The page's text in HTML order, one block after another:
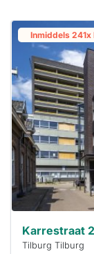
Inmiddels 241x
Karrestraat
Tilburg Tilburg